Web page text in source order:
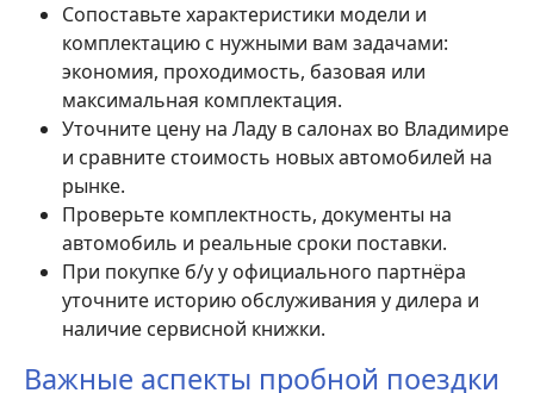
Сопоставьте характеристики модели и
комплектацию с нужными вам задачами:
экономия, проходимость, базовая или
максимальная комплектация.
Уточните цену на Ладу в салонах во Владимире
и сравните стоимость новых автомобилей на
рынке.
Проверьте комплектность, документы на
автомобиль и реальные сроки поставки.
При покупке б/у у официального партнёра
уточните историю обслуживания у дилера и
наличие сервисной книжки.
Важные аспекты пробной поездки